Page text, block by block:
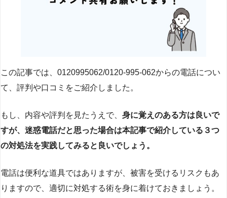
この記事では、0120995062/0120-995-062からの電話につい
て、評判や口コミをご紹介しました。
もし、内容や評判を見たうえで、 身に覚えのある方は良いで
すが、迷惑電話だと思った場合は本記事で紹介している３つ
の対処法を実践してみると良いでしょう。
電話は便利な道具ではありますが、被害を受けるリスクもあ
りますので、適切に対処する術を身に着けておきましょう。